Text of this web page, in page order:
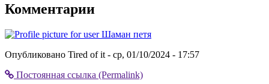
Комментарии
Опубликовано Tired of it - ср, 01/10/2024 - 17:57
Постоянная ссылка (Permalink)